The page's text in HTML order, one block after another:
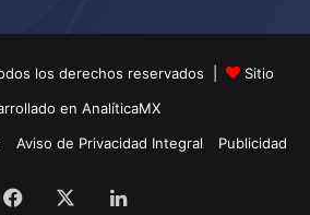
los derechos reservados |
Sitio
en AnalíticaMX
Aviso de Privacidad Integral Publicidad
Facebook LinkedIn